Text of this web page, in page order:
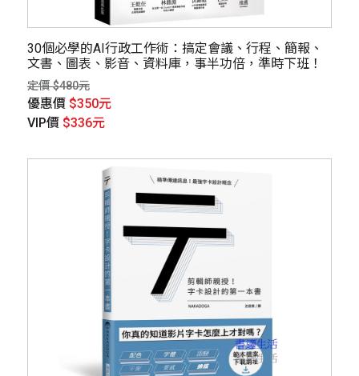
30個必學的AI行政工作術：搞定會議、行程、簡報、
文書、圖表、影音、資料庫，事半功倍，準時下班！
定價 $480元
優惠價 $350元
VIP價 $336元